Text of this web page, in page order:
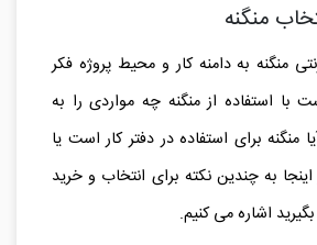
منگنه
منگنه به دامنه کار و محیط پروژه فکر
با استفاده از منگنه چه مواردی را به
منگنه برای استفاده در دفتر کار است یا
اینجا به چندین نکته برای انتخاب و خرید
اشاره می کنیم.